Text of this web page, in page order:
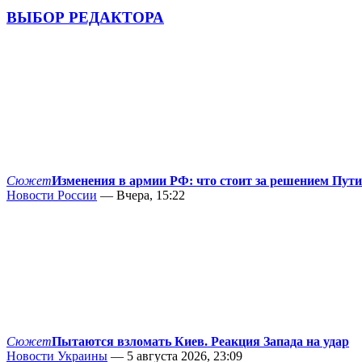
ВЫБОР РЕДАКТОРА
СюжетИзменения в армии РФ: что стоит за решением
Новости России — Вчера, 15:22
СюжетПытаются взломать Киев. Реакция Запада на удар
Новости Украины — 5 августа 2026, 23:09